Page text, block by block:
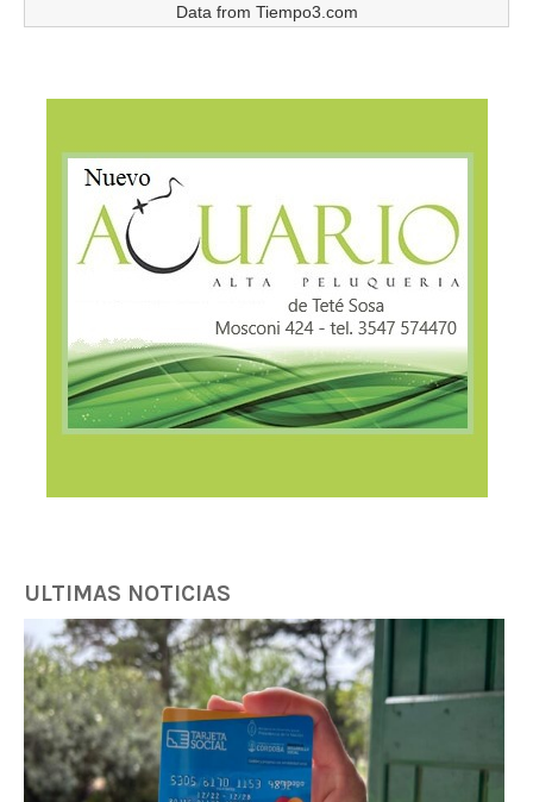
Data from Tiempo3.com
ULTIMAS NOTICIAS